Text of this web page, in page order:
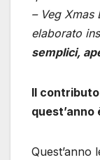
– Veg Xmas
elaborato
semplici,
Il
Quest’anno